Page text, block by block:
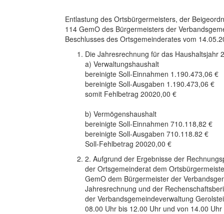
Entlastung des Ortsbürgermeisters, der
114 GemO des Bürgermeisters der
Beschlusses des Ortsgemeinderates vom
Die Jahresrechnung für das Haushaltsjahr
a) Verwaltungshaushalt
bereinigte Soll-Einnahmen 1.190.473,06 €
bereinigte Soll-Ausgaben 1.190.473,06 €
somit Fehlbetrag 20020,00 €
b) Vermögenshaushalt
bereinigte Soll-Einnahmen 710.118,82 €
bereinigte Soll-Ausgaben 710.118.82 €
Soll-Fehlbetrag 20020,00 €
2. Aufgrund der Ergebnisse der
der Ortsgemeinderat dem
GemO dem Bürgermeister der
Jahresrechnung und der
der Verbandsgemeindeverwaltung
08.00 Uhr bis 12.00 Uhr und von 14.00